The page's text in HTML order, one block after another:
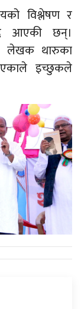
विश्लेषण र
आएकी छन्।
लेखक थारुका
इच्छुकले